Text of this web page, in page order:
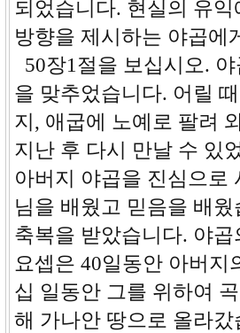
되었습니다. 현실의 유
방향을 제시하는 야곱에
50장1절을 보십시오.
을 맞추었습니다. 어릴
지, 애굽에 노예로 팔려
지난 후 다시 만날 수 있
아버지 야곱을 진심으로
님을 배웠고 믿음을 배
축복을 받았습니다. 야
요셉은 40일동안 아버지
십 일동안 그를 위하여
해 가나안 땅으로 올라